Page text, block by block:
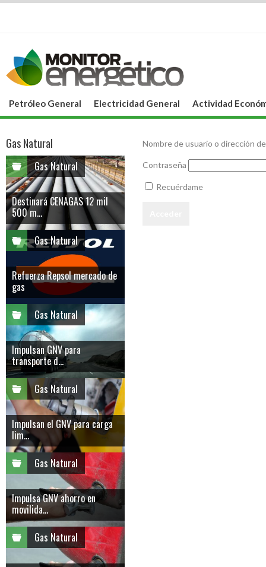
Petróleo General Electricidad General Actividad
Nombre de usuario o dirección
Contraseña
Recuérdame
Gas Natural
Gas Natural
Destinará CENAGAS 12 mil
500 m...
Gas Natural
Refuerza Repsol mercado de
gas
Gas Natural
Impulsan GNV para
transporte d...
Gas Natural
Impulsan el GNV para carga
lim...
Gas Natural
Impulsa GNV ahorro en
movilida...
Gas Natural